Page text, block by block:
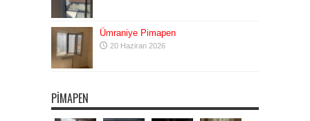
Ümraniye Pimapen
20 Haziran 2026
PIMAPEN